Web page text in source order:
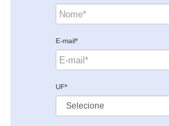
E-mail*
UF*